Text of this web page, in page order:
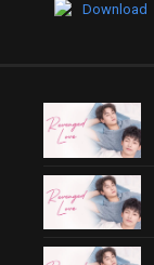
Download